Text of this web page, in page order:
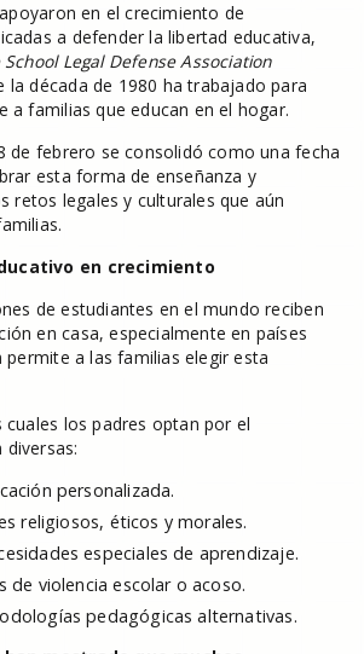
en el crecimiento de
a defender la libertad educativa,
Legal Defense Association
la década de 1980 ha trabajado para
a familias que educan en el hogar.
de febrero se consolidó como una fecha
esta forma de enseñanza y
retos legales y culturales que aún
en crecimiento
de estudiantes en el mundo reciben
en casa, especialmente en países
permite a las familias elegir esta
cuales los padres optan por el
personalizada.
religiosos, éticos y morales.
especiales de aprendizaje.
de violencia escolar o acoso.
pedagógicas alternativas.